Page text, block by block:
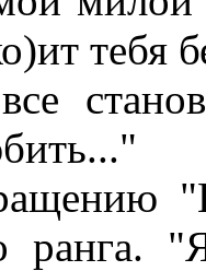
тебя
ранга.